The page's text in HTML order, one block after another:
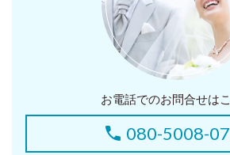
お電話でのお問合せは
080-5008-